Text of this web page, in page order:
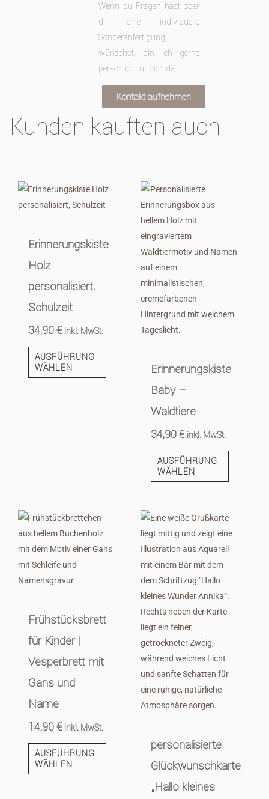
Wenn du Fragen hast oder
dir eine individuelle
Sonderanfertigung
wünschst, bin ich gerne
persönlich für dich da.
Kontakt aufnehmen
Kunden kauften auch
Erinnerungskiste
Holz
personalisiert,
Schulzeit
34,90€ inkl. MwSt.
AUSFÜHRUNG
WÄHLEN
Erinnerungskiste
Baby –
Waldtiere
34,90€ inkl. MwSt.
AUSFÜHRUNG
WÄHLEN
Frühstücksbrett
für Kinder |
Vesperbrett mit
Gans und
Name
14,90€ inkl. MwSt.
AUSFÜHRUNG
WÄHLEN
personalisierte
Glückwunschkarte
„Hallo kleines